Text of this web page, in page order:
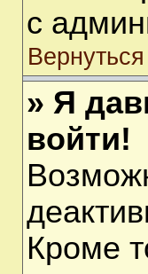
с
» Я
войти!
Кроме